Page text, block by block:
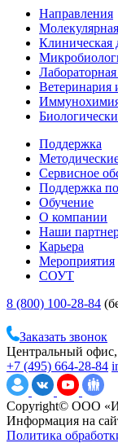
Направления
Клиническая
Поддержка
Сервисное
Поддержка
Обучение
О компании
Наши
Карьера
Мероприятия
СОУТ
8 (800) 100-28-84
Заказать звонок
Центральный
+7 (495) 664-28-84
Copyright© ООО
Информация на
Политика